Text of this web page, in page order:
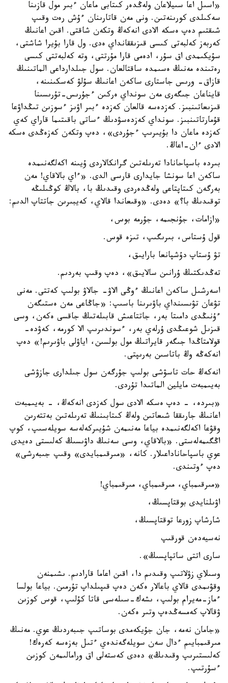
«اسىل اعا سىيلاعان ولەڭدەر كىتابى ماعان ءبىر مول قازىنا
سەكىلدى كورىنەتىن. ونى مەن قاتارىنان ءۇش رەت وقىپ
شىقتىم دەپ ەسكە الادى انەكەڭ وتكەن شاقتى. اقىن اعانىڭ
كەربەز كەلبەتى كىسى قىزىققانداي ەدى. ول قارا بۇيرا شاشتى،
سۇيكىمدى اق سۇر، ادەمى قارا مۇرتتى، وتە كەلبەتتى كىسى
رەتىندە مەنىڭ ەسىمدە ساقتالعان. سول جىلدارداعى الماتىنىڭ
قازاق- ورىس جاستارى ساكەن اعانىڭ سۇلۋ كەسكىنىنە،
قايناعان جىگەرى مەن سونداي ەركىن ءجۇرىس-تۇرىسىنا
قىزىعاتىنبىز. كەزدەسە قالعان كەزدە ءبىر اۋىز ءسوزىن تىڭداۋعا
قۇمارتاتىنبىز. سونداي كەزدەسۋدىڭ ءساتى باقىتىما قاراي كەي
كەزدە ماعان دا بۇيىرىپ ءجۇردى»، دەپ وتكەن كەزەڭدى ەسكە
الادى ءان-اعاڭ.
بىردە باسپاحانادا تەرىلەتىن گرانكالاردى ۇيىنە اكەلگەنىمدە
ساكەن اعا سونشا جايدارى قارسى الدى. «ءاي بالاقاي! مەن
بەرگەن كىتاپتاعى ولەڭدەردى وقىدىڭ با، بالاڭ كوڭىلىڭە
توقىدىڭ با؟» دەدى. «وقىعاندا قالاي، كەيبىرىن جاتتاپ الدىم:
«ازامات، جۇنجىمە، جۇرمە بوس،
قول ۇستاس، بىرىگىپ، تىزە قوس.
تۋ ۇستاپ دۇشپانعا بارايىق،
تەڭدىكتىڭ ۇرانىن سالايىق»، دەپ وقىپ بەردىم.
اسەرشىل ساكەن اعانىڭ ءوڭى الاۋ- جالاۋ بولىپ كەتتى. مەنى
تۋعان تۋىسىنداي باۋىرىنا باسىپ: «جاڭاعى مەن ەستىگەن
ءۇنىڭدى دامىتا بەر، جاتتاعىش قابىلەتىڭ جاقسى ەكەن، وسى
قىزىل شوعىڭدى ۇرلەي بەر، ءسوندىرىپ الا كورمە، كەۋدە-
قولامتاڭدا جىگەر قايراتىڭ مول بولسىن، اياۋلى باۋىرىم!» دەپ
انەكەڭە وڭ باتاسىن بەرىپتى.
انەكەڭ حات تاسۋشى بولىپ جۇرگەن سول جىلدارى جازۋشى
بەيىمبەت مايلين الماتىدا تۇردى.
«بىردە، - دەپ ەسكە الادى سول كەزدى انەكەڭ، - بەيىمبەت
اعانىڭ جارىققا شىعاتىن ولەڭ كىتابىنىڭ تەرىلەتىن بەتتەرىن
وقۋعا اكەلگەنىمدە بياعا مەنىمەن شۇيىركەلەسە سويلەسىپ، كوپ
اڭگىمەلەستى. «بالاقاي، وسى سەنىڭ داۋىسىڭ كەلىستى دەيدى
عوي باسپاحاناداعىلار. كانە، «مىرقىمبايدى» وقىپ جىبەرشى»
دەپ ءوتىندى.
«مىرقىمباي، مىرقىمباي، مىرقىمباي!
اۋىلنايدى بوقتاپسىڭ،
شارشاپ زورعا توقتاپسىڭ،
نەسيەدەن قورقىپ
سارى اتتى ساتپاپسىڭ».
وسىلاي زۋلاتىپ وقىدىم دا، اقىن اعاما قارادىم. ىشىمنەن
وقۋىمدى قالاي باعالار ەكەن دەپ قىپىلداپ تۇرمىن. بياعا بولسا
ءماز-مەيرام بولىپ، ىشەك-سىلەسى قاتا كۇلىپ، قوس كوزىن
ۋقالاپ كەمسەڭدەپ وتىر ەكەن.
«جامان نەمە، جان جۇيكەمدى بوساتىپ جىبەردىڭ عوي. مەنىڭ
مىرقىمبايىم ءدال سەن سويلەگەندەي ءتىل بەزەسە كەرەك!
كەلىستىرىپ وقىدىڭ» دەدى كەستەلى اق ورامالىمەن كوزىن
ءسۇرتىپ.